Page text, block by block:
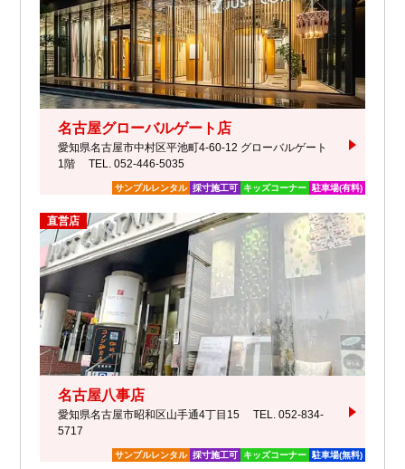
名古屋グローバルゲート店
愛知県名古屋市中村区平池町4-60-12 グローバルゲート
1階
TEL. 052-446-5035
サンプルレンタル 採寸施工可 キッズコーナー 駐車場(有料)
直営店
名古屋八事店
愛知県名古屋市昭和区山手通4丁目15
TEL. 052-834-
5717
サンプルレンタル 採寸施工可 キッズコーナー 駐車場(無料)